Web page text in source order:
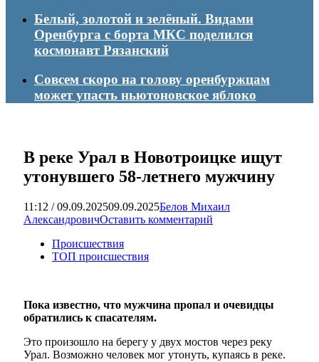
Белый, золотой и зелёный. Видами
Оренбурга с борта МКС поделился
космонавт Рязанский
Совсем скоро на голову оренбуржцам
может упасть ньютоновское яблоко
В реке Урал в Новотроицке ищут
утонувшего 58-летнего мужчину
11:12 / 09.09.202509.09.2025Белов Михаил
АлександровичОставить комментарий
Происшествия
ТОП происшествия
Пока известно, что мужчина пропал и очевидцы
обратились к спасателям.
Это произошло на берегу у двух мостов через реку
Урал. Возможно человек мог утонуть, купаясь в реке.